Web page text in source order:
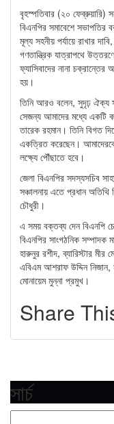
বৃহস্পতিবার (২০ ফেব্রুয়ারি)
বিএনপির সমাবেশে
মূল্য সহনীয় পর্যায়ে রাখার
গণতান্ত্রিক যাত্রাপথে
ফ্যাসিবাদের নানা
হয়।
তিনি আরও বলেন, সুদৃঢ় ঐক্য
সেজন্য আমাদের মধ্যে
তারেক রহমান। তিনি বিগত
একত্রিত করেছেন।
লক্ষ্যে পৌঁছাতে হবে।
জেলা বিএনপির সদস্যসচিব
সঞ্চালনায় এতে প্রধান
চৌধুরী।
এ সময় বক্তব্য দেন বিএনপি
বিএনপির সাংগঠনিক সম্পাদক
হারুনুর রশীদ, ব্যারিস্টার মীর
এবিএম আশরাফ উদ্দিন
মোনায়েম মুন্না প্রমুখ।
Share
সার্চ